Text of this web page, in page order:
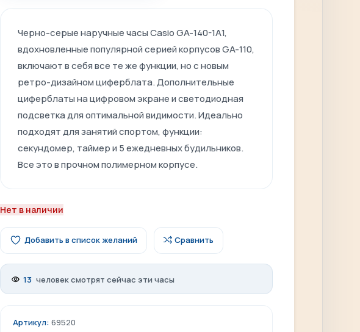
Черно-серые наручные часы Casio GA-140-1A1,
вдохновленные популярной серией корпусов GA-110,
включают в себя все те же функции, но с новым
ретро-дизайном циферблата. Дополнительные
циферблаты на цифровом экране и светодиодная
подсветка для оптимальной видимости. Идеально
подходят для занятий спортом, функции:
секундомер, таймер и 5 ежедневных будильников.
Все это в прочном полимерном корпусе.
Нет в наличии
Добавить в список желаний Сравнить
13 человек смотрят сейчас эти часы
Артикул: 69520